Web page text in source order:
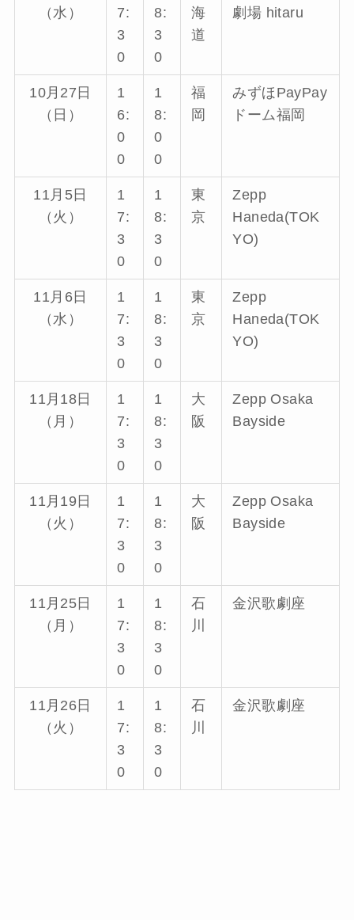
（水）
7:
3
0
8:
3
0
海
道
劇場 hitaru
10月27日
（日）
1
6:
0
0
1
8:
0
0
福
岡
みずほPayPay
ドーム福岡
11月5日
（火）
1
7:
3
0
1
8:
3
0
東
京
Zepp
Haneda(TOK
YO)
11月6日
（水）
1
7:
3
0
1
8:
3
0
東
京
Zepp
Haneda(TOK
YO)
11月18日
（月）
1
7:
3
0
1
8:
3
0
大
阪
Zepp Osaka
Bayside
11月19日
（火）
1
7:
3
0
1
8:
3
0
大
阪
Zepp Osaka
Bayside
11月25日
（月）
1
7:
3
0
1
8:
3
0
石
川
金沢歌劇座
11月26日
（火）
1
7:
3
0
1
8:
3
0
石
川
金沢歌劇座